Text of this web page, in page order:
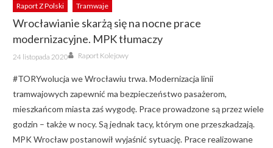
Raport Z Polski Tramwaje
Wrocławianie skarżą się na nocne prace
modernizacyjne. MPK tłumaczy
Posted
on
24 listopada 2020 Author
Raport Kolejowy
#TORYwolucja we Wrocławiu trwa. Modernizacja linii
tramwajowych zapewnić ma bezpieczeństwo pasażerom,
mieszkańcom miasta zaś wygodę. Prace prowadzone są przez wiele
godzin – także w nocy. Są jednak tacy, którym one przeszkadzają.
MPK Wrocław postanowił wyjaśnić sytuację. Prace realizowane